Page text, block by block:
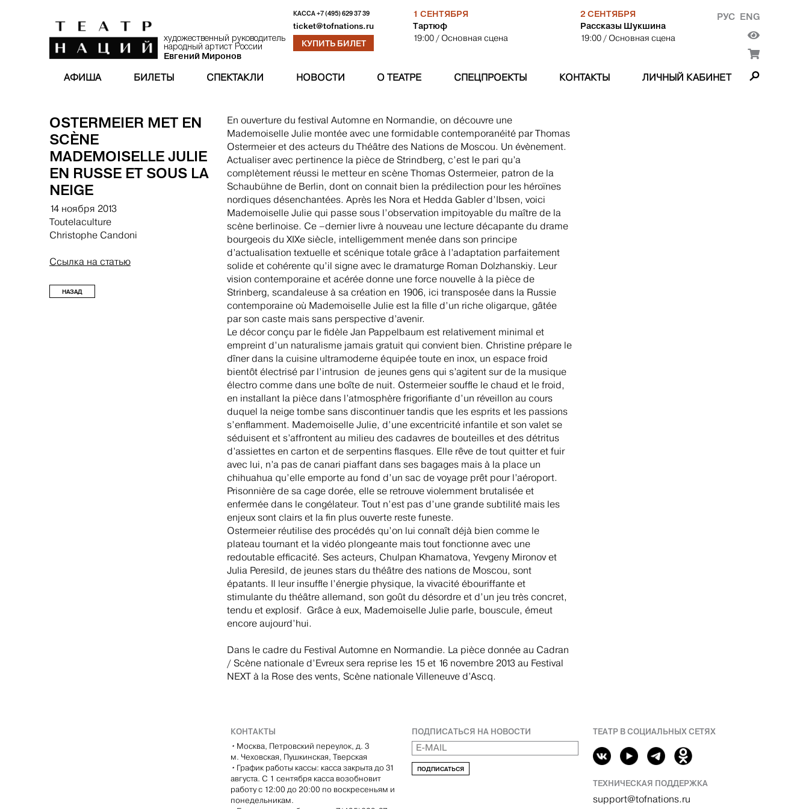
художественный руководитель
народный артист России
Евгений Миронов
КАССА+7 (495) 629 37 39
ticket@tofnations.ru
КУПИТЬ БИЛЕТ
1 СЕНТЯБРЯ
Тартюф
19:00 / Основная сцена
2 СЕНТЯБРЯ
Рассказы Шукшина
19:00 / Основная сцена
РУС ENG
АФИША БИЛЕТЫ СПЕКТАКЛИ НОВОСТИ О ТЕАТРЕ СПЕЦПРОЕКТЫ КОНТАКТЫ ЛИЧНЫЙ КАБИНЕТ
OSTERMEIER MET EN
SCÈNE
MADEMOISELLE JULIE
EN RUSSE ET SOUS LA
NEIGE
14 ноября 2013
Toutelaculture
Christophe Candoni
Ссылка на статью
НАЗАД
En ouverture du festival Automne en Normandie, on découvre une
Mademoiselle Julie montée avec une formidable contemporanéité par Thomas
Ostermeier et des acteurs du Théâtre des Nations de Moscou. Un évènement.
Actualiser avec pertinence la pièce de Strindberg, c’est le pari qu’a
complètement réussi le metteur en scène Thomas Ostermeier, patron de la
Schaubühne de Berlin, dont on connait bien la prédilection pour les héroïnes
nordiques désenchantées. Après les Nora et Hedda Gabler d’Ibsen, voici
Mademoiselle Julie qui passe sous l’observation impitoyable du maître de la
scène berlinoise. Ce –dernier livre à nouveau une lecture décapante du drame
bourgeois du XIXe siècle, intelligemment menée dans son principe
d’actualisation textuelle et scénique totale grâce à l’adaptation parfaitement
solide et cohérente qu’il signe avec le dramaturge Roman Dolzhanskiy. Leur
vision contemporaine et acérée donne une force nouvelle à la pièce de
Strinberg, scandaleuse à sa création en 1906, ici transposée dans la Russie
contemporaine où Mademoiselle Julie est la fille d’un riche oligarque, gâtée
par son caste mais sans perspective d’avenir.
Le décor conçu par le fidèle Jan Pappelbaum est relativement minimal et
empreint d’un naturalisme jamais gratuit qui convient bien. Christine prépare le
dîner dans la cuisine ultramoderne équipée toute en inox, un espace froid
bientôt électrisé par l’intrusion de jeunes gens qui s’agitent sur de la musique
électro comme dans une boîte de nuit. Ostermeier souffle le chaud et le froid,
en installant la pièce dans l’atmosphère frigorifiante d’un réveillon au cours
duquel la neige tombe sans discontinuer tandis que les esprits et les passions
s’enflamment. Mademoiselle Julie, d’une excentricité infantile et son valet se
séduisent et s’affrontent au milieu des cadavres de bouteilles et des détritus
d’assiettes en carton et de serpentins flasques. Elle rêve de tout quitter et fuir
avec lui, n’a pas de canari piaffant dans ses bagages mais à la place un
chihuahua qu’elle emporte au fond d’un sac de voyage prêt pour l’aéroport.
Prisonnière de sa cage dorée, elle se retrouve violemment brutalisée et
enfermée dans le congélateur. Tout n’est pas d’une grande subtilité mais les
enjeux sont clairs et la fin plus ouverte reste funeste.
Ostermeier réutilise des procédés qu’on lui connaît déjà bien comme le
plateau tournant et la vidéo plongeante mais tout fonctionne avec une
redoutable efficacité. Ses acteurs, Chulpan Khamatova, Yevgeny Mironov et
Julia Peresild, de jeunes stars du théâtre des nations de Moscou, sont
épatants. Il leur insuffle l’énergie physique, la vivacité ébouriffante et
stimulante du théâtre allemand, son goût du désordre et d’un jeu très concret,
tendu et explosif. Grâce à eux, Mademoiselle Julie parle, bouscule, émeut
encore aujourd’hui.
Dans le cadre du Festival Automne en Normandie. La pièce donnée au Cadran
/ Scène nationale d’Evreux sera reprise les 15 et 16 novembre 2013 au Festival
NEXT à la Rose des vents, Scène nationale Villeneuve d’Ascq.
КОНТАКТЫ
• Москва, Петровский переулок, д. 3
м. Чеховская, Пушкинская, Тверская
• График работы кассы: касса закрыта до 31
августа. С 1 сентября касса возобновит
работу с 12:00 до 20:00 по воскресеньям и
понедельникам.
ПОДПИСАТЬСЯ НА НОВОСТИ
ПОДПИСАТЬСЯ
ТЕАТР В СОЦИАЛЬНЫХ СЕТЯХ
ТЕХНИЧЕСКАЯ ПОДДЕРЖКА
support@tofnations.ru